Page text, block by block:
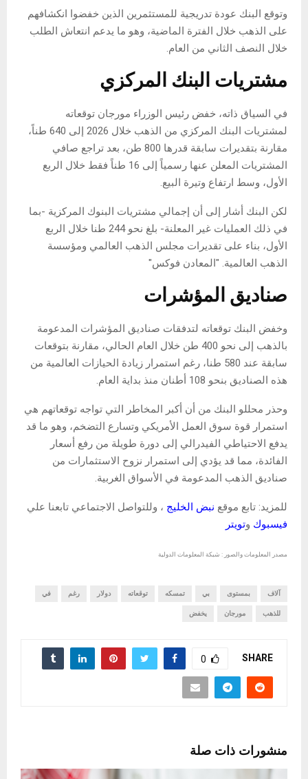
وتوقع البنك عودة تدريجية للمستثمرين الذين خفضوا انكشافهم
على الذهب خلال الفترة الماضية، وهو ما يدعم انتعاش الطلب
خلال النصف الثاني من العام.
مشتريات البنك المركزي
في السياق ذاته، خفض رئيس الوزراء مورجان توقعاته
لمشتريات البنك المركزي من الذهب خلال 2026 إلى 640 طناً،
مقارنة بتقديرات سابقة قدرها 800 طن، بعد تراجع صافي
المشتريات المعلن عنها رسمياً إلى 16 طناً فقط خلال الربع
الأول، وسط ارتفاع وتيرة البيع.
لكن البنك أشار إلى أن إجمالي مشتريات البنوك المركزية -بما
في ذلك العمليات غير المعلنة- بلغ نحو 244 طنا خلال الربع
الأول، بناء على تقديرات مجلس الذهب العالمي ومؤسسة
الذهب العالمية. "المعادن فوكس"
صناديق المؤشرات
وخفض البنك توقعاته لتدفقات صناديق المؤشرات المدعومة
بالذهب إلى نحو 400 طن خلال العام الحالي، مقارنة بتوقعات
سابقة عند 580 طنا، رغم استمرار زيادة الحيازات العالمية من
هذه الصناديق بنحو 108 أطنان منذ بداية العام.
وحذر محللو البنك من أن أكبر المخاطر التي تواجه توقعاتهم هي
استمرار قوة سوق العمل الأمريكي وتسارع التضخم، وهو ما قد
يدفع الاحتياطي الفيدرالي إلى دورة طويلة من رفع أسعار
الفائدة، مما قد يؤدي إلى استمرار نزوح الاستثمارات من
صناديق الذهب المدعومة في الأسواق الغربية.
للمزيد: تابع موقع نبض الخليج ، وللتواصل الاجتماعي تابعنا علي
فيسبوك وتويتر
مصدر المعلومات والصور : شبكة المعلومات الدولية
آلاف بمستوى بي تمسكه توقعاته دولار رغم في
للذهب مورجان يخفض
SHARE
0
منشورات ذات صلة